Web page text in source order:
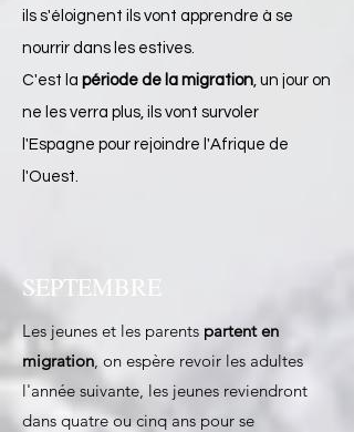
ils s'éloignent ils vont apprendre à se
nourrir dans les estives.
C'est la période de la migration, un jour on
ne les verra plus, ils vont survoler
l'Espagne pour rejoindre l'Afrique de
l'Ouest. ​
SEPTEMBRE
​​Les jeunes et les parents partent en
migration, on espère revoir les adultes
l'année suivante, les jeunes reviendront
dans quatre ou cinq ans pour se